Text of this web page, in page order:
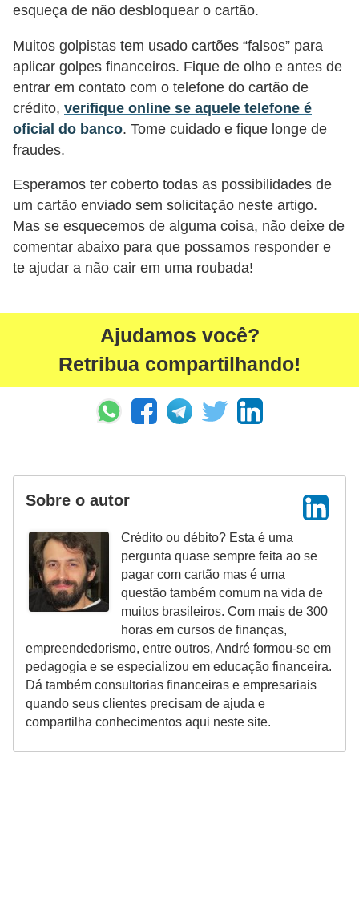
esqueça de não desbloquear o cartão.
Muitos golpistas tem usado cartões “falsos” para
aplicar golpes financeiros. Fique de olho e antes de
entrar em contato com o telefone do cartão de
crédito, verifique online se aquele telefone é
oficial do banco. Tome cuidado e fique longe de
fraudes.
Esperamos ter coberto todas as possibilidades de
um cartão enviado sem solicitação neste artigo.
Mas se esquecemos de alguma coisa, não deixe de
comentar abaixo para que possamos responder e
te ajudar a não cair em uma roubada!
Ajudamos você?
Retribua compartilhando!
Sobre o autor
Crédito ou débito? Esta é uma
pergunta quase sempre feita ao se
pagar com cartão mas é uma
questão também comum na vida de
muitos brasileiros. Com mais de 300
horas em cursos de finanças,
empreendedorismo, entre outros, André formou-se em
pedagogia e se especializou em educação financeira.
Dá também consultorias financeiras e empresariais
quando seus clientes precisam de ajuda e
compartilha conhecimentos aqui neste site.
o
d
e
r
e
n
a
N
e
g
c
ç
o
p
a
n
ç
P
r
o